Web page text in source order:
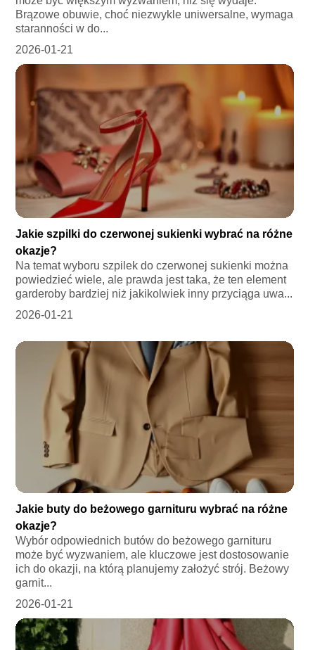
Brązowe obuwie, choć niezwykle uniwersalne, wymaga
staranności w do...
2026-01-21
Jakie szpilki do czerwonej sukienki wybrać na różne
okazje?
Na temat wyboru szpilek do czerwonej sukienki można
powiedzieć wiele, ale prawda jest taka, że ten element
garderoby bardziej niż jakikolwiek inny przyciąga uwa...
2026-01-21
Jakie buty do beżowego garnituru wybrać na różne
okazje?
Wybór odpowiednich butów do beżowego garnituru
może być wyzwaniem, ale kluczowe jest dostosowanie
ich do okazji, na którą planujemy założyć strój. Beżowy
garnit...
2026-01-21